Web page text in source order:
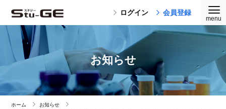
ログイン 会員登録
お知らせ
ホーム
お知らせ